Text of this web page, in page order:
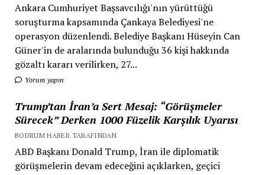
Ankara Cumhuriyet Başsavcılığı'nın yürüttüğü
soruşturma kapsamında Çankaya Belediyesi'ne
operasyon düzenlendi. Belediye Başkanı Hüseyin Can
Güner'in de aralarında bulunduğu 36 kişi hakkında
gözaltı kararı verilirken, 27...
Yorum yapın
Trump’tan İran’a Sert Mesaj: “Görüşmeler
Sürecek” Derken 1000 Füzelik Karşılık Uyarısı
BODRUM HABER TARAFINDAN
ABD Başkanı Donald Trump, İran ile diplomatik
görüşmelerin devam edeceğini açıklarken, geçici